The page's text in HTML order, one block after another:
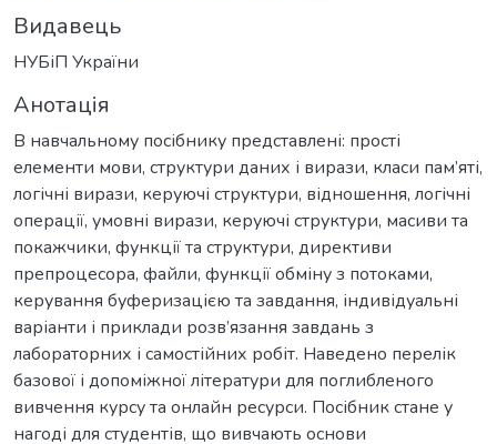
Видавець
НУБіП України
Анотація
В навчальному посібнику представлені: прості
елементи мови, структури даних і вирази, класи пам’яті,
логічні вирази, керуючі структури, відношення, логічні
операції, умовні вирази, керуючі структури, масиви та
покажчики, функції та структури, директиви
препроцесора, файли, функції обміну з потоками,
керування буферизацією та завдання, індивідуальні
варіанти і приклади розв’язання завдань з
лабораторних і самостійних робіт. Наведено перелік
базової і допоміжної літератури для поглибленого
вивчення курсу та онлайн ресурси. Посібник стане у
нагоді для студентів, що вивчають основи